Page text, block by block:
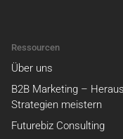
Ressourcen
Über uns
B2B Marketing –
Strategien meistern
Futurebiz Consulting